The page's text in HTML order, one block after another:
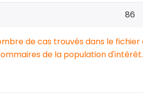
86
de cas trouvés dans le
de la population d'intérêt.